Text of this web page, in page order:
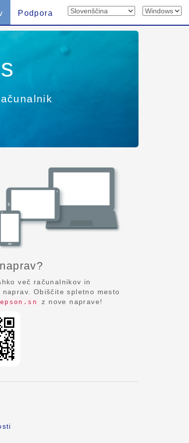
Podpora
več računalnikov in
naprav. Obiščite spletno mesto
z nove naprave!